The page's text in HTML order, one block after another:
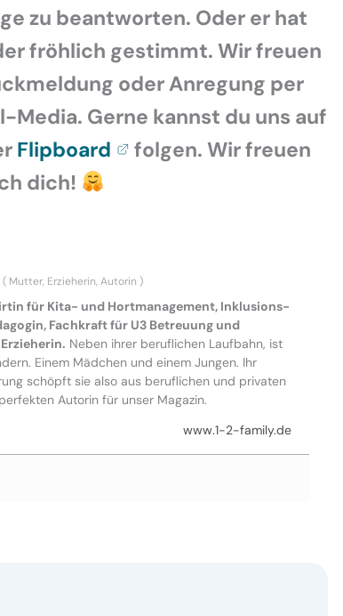
zu beantworten. Oder er hat
fröhlich gestimmt. Wir freuen
oder Anregung per
Media. Gerne kannst du uns auf
Flipboard
folgen. Wir freuen
dich!
(Mutter, Erzieherin, Autorin )
für Kita- und Hortmanagement, Inklusions-
Fachkraft für U3 Betreuung und
Neben ihrer beruflichen Laufbahn, ist
Einem Mädchen und einem Jungen. Ihr
schöpft sie also aus beruflichen und privaten
Autorin für unser Magazin.
www.1-2-family.de